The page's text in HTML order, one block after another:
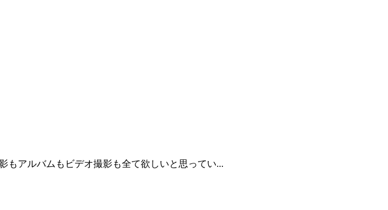
もアルバムもビデオ撮影も全て欲しいと思ってい...